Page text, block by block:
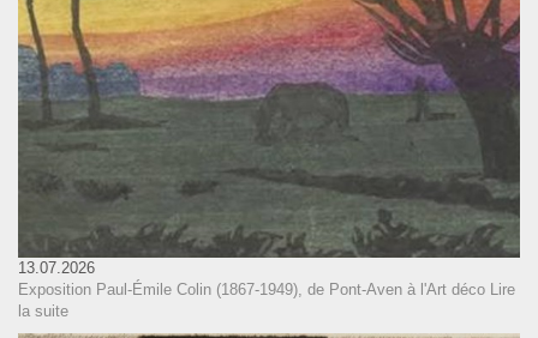
13.07.2026
Exposition Paul-Émile Colin (1867-1949), de Pont-Aven à l'Art déco Lire
la suite